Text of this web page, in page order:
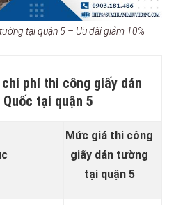
tại quận 5 – Ưu đãi giảm 10%
phí thi công giấy dán
tại quận 5
Mức giá thi công
giấy dán tường
tại quận 5